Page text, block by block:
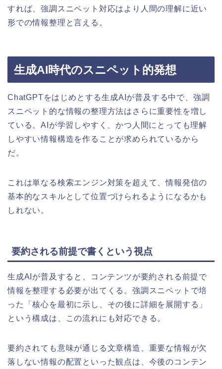
すれば、強調スニペット対応はより人間の理解に近い
形での情報整理と言える。
生成AI時代のスニペット的発想
ChatGPTをはじめとする生成AIが普及する中で、強調
スニペット的な情報の整理方法はさらに重要性を増し
ている。AIが学習しやすく、かつ人間にとっても理解
しやすい情報構造を作ることが求められているから
だ。
これは単なる検索エンジン対策を超えて、情報発信の
基本的なスキルとして位置づけられるようになるかも
しれない。
要約される前提で書くという視点
生成AIが普及すると、コンテンツが要約される前提で
情報を整理する必要が出てくる。強調スニペットで培
った「核心を最初に示し、その後に詳細を展開する」
という構成は、この流れにも対応できる。
要約されても意味が通じる文章構造、重要な情報が欠
落しない情報の配置といった観点は、今後のコンテン